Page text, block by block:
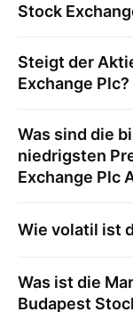
Stock
Steigt der
Exchange Plc?
Was sind die
niedrigsten
Exchange Plc
Wie volatil ist
Was ist die
Budapest